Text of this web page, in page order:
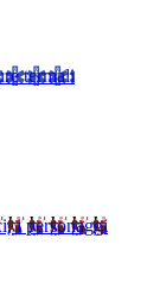
termali
i personaggi